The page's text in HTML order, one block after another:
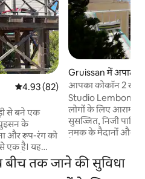
औसत रेटिंग 5 में से 4.93, 82 समीक्षाएँ
4.93 (82)
से बने एक
के
और रूप-रंग को
एक है। यह
पर है और
कुछ ही फ़ासले
Gruissan में
आपका कोकॉन 2
वाई-फाई के साथ
Studio
लोगों के लिए
सुसज्जित, निजी
नमक के मैदानों और
मिनट की दूरी और ले
दूरी (बाइक पाथ पर
तक जाने की सुविधा